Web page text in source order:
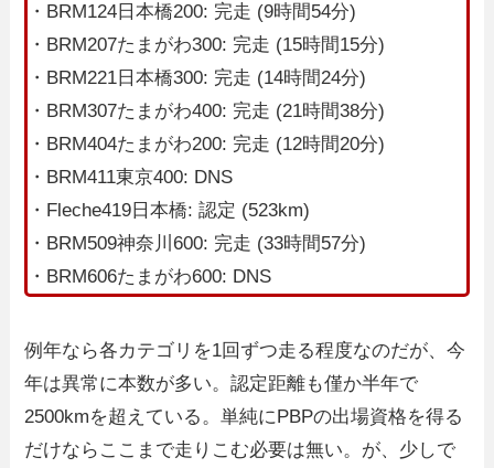
・BRM124日本橋200: 完走 (9時間54分)
・BRM207たまがわ300: 完走 (15時間15分)
・BRM221日本橋300: 完走 (14時間24分)
・BRM307たまがわ400: 完走 (21時間38分)
・BRM404たまがわ200: 完走 (12時間20分)
・BRM411東京400: DNS
・Fleche419日本橋: 認定 (523km)
・BRM509神奈川600: 完走 (33時間57分)
・BRM606たまがわ600: DNS
例年なら各カテゴリを1回ずつ走る程度なのだが、今
年は異常に本数が多い。認定距離も僅か半年で
2500kmを超えている。単純にPBPの出場資格を得る
だけならここまで走りこむ必要は無い。が、少しで